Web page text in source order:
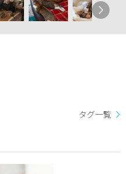
タグ一覧